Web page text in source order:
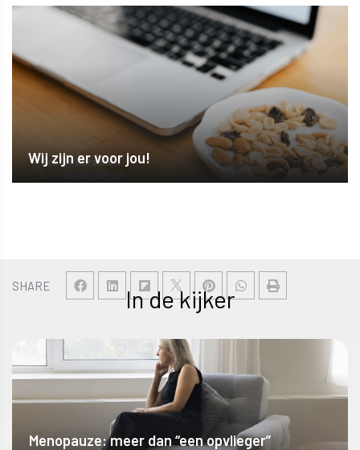
SHARE
Wij zijn er voor jou!
In de kijker
Menopauze: meer dan “een opvlieger”